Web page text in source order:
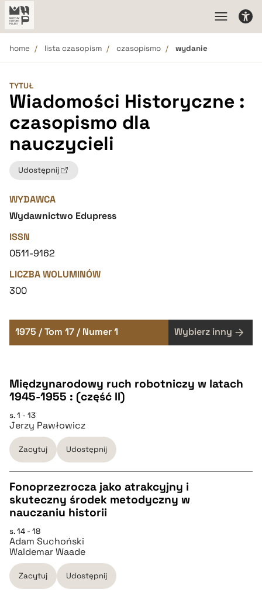
home lista czasopism czasopismo wydanie
TYTUŁ
Wiadomości Historyczne :
czasopismo dla
nauczycieli
Udostępnij
WYDAWCA
Wydawnictwo Edupress
ISSN
0511-9162
LICZBA WOLUMINÓW
300
1975 / Tom 17 / Numer 1 Wybierz inny
Międzynarodowy ruch robotniczy w latach
1945-1955 : (część II)
s. 1 - 13
Jerzy Pawłowicz
Zacytuj Udostępnij
CZYSTY TEKST
pobierz cytat
BIBTEX
Fonoprzezrocza jako atrakcyjny i
skuteczny środek metodyczny w
nauczaniu historii
s. 14 - 18
Adam Suchoński
Waldemar Waade
Zacytuj Udostępnij